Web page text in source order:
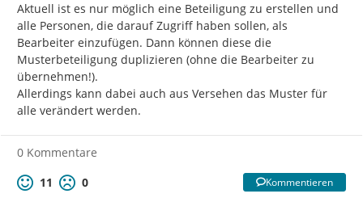
Aktuell ist es nur möglich eine Beteiligung zu erstellen und
alle Personen, die darauf Zugriff haben sollen, als
Bearbeiter einzufügen. Dann können diese die
Musterbeteiligung duplizieren (ohne die Bearbeiter zu
übernehmen!).
Allerdings kann dabei auch aus Versehen das Muster für
alle verändert werden.
0 Kommentare
11
0 Kommentieren